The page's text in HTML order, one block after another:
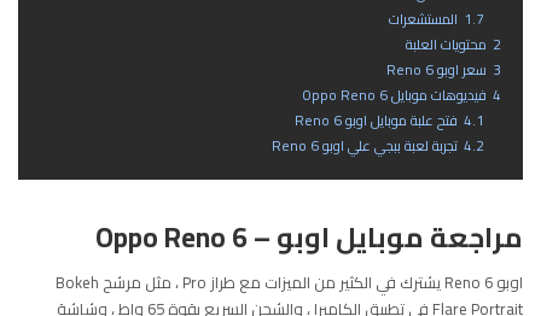
1.7 المستشعرات
2 محتويات العلبة
3 سعر اوبو Reno 6
4 فيديوهات موبايل Oppo Reno 6
4.1 فتح علبة موبايل اوبو Reno 6
4.2 تجربة لعبة ببجي علي اوبو Reno 6
مراجعة موبايل اوبو – Oppo Reno 6
اوبو Reno 6 يشترك في الكثير من الميزات مع طراز Pro ، مثل مرشح Bokeh
Flare Portrait في تطبيق الكاميرا ، والشحن السريع بقوة 65 واط ، وشاشة